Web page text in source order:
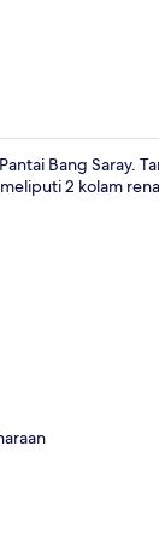
Bang Saray.
2 kolam